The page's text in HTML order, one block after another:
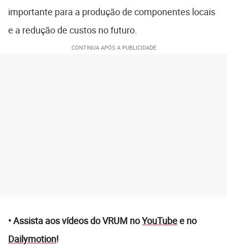
importante para a produção de componentes locais
e a redução de custos no futuro.
• Assista aos vídeos do VRUM noYouTubee no
Dailymotion!